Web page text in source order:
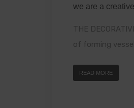
we are a
THE
of forming
READ MORE